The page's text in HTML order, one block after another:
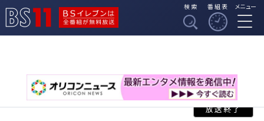
BSイレブンは全番組
検索 番組表 メニュー